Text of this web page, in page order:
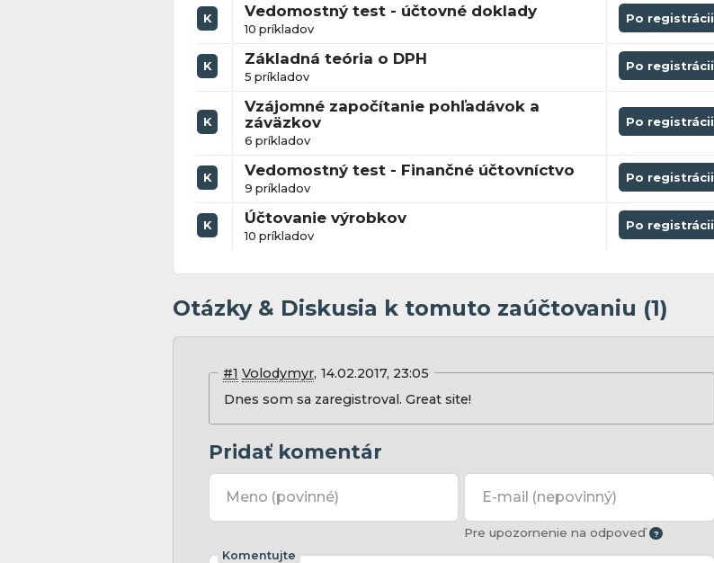
K Vedomostný test - účtovné doklady
10 príkladov
Po registrácii
K Základná teória o DPH
5 príkladov
Po registrácii
K
Vzájomné započítanie pohľadávok a
záväzkov
6 príkladov
Po registrácii
K Vedomostný test - Finančné účtovníctvo
9 príkladov
Po registrácii
K Účtovanie výrobkov
10 príkladov
Po registrácii
Otázky & Diskusia k tomuto zaúčtovaniu (1)
#1 Volodymyr 14.02.2017, 23:05
Dnes som sa zaregistroval. Great site!
Pridať komentár
Meno (povinné) E-mail (nepovinný)
Pre upozornenie na odpoveď
Komentujte